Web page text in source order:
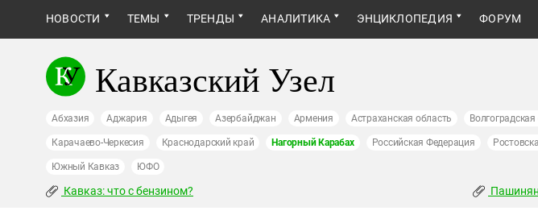
НОВОСТИ ТЕМЫ ТРЕНДЫ АНАЛИТИКА ЭНЦИКЛОПЕДИЯ ФОРУМ
Кавказский Узел
Абхазия Аджария Адыгея Азербайджан Армения Астраханская область
Карачаево-Черкесия Краснодарский край Нагорный Карабах Российская Федерация
Южный Кавказ ЮФО
Кавказ: что с бензином?